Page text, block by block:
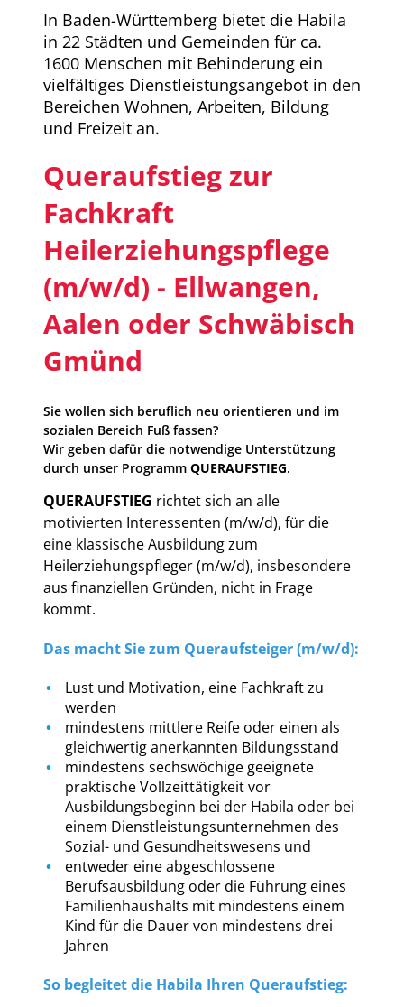
In Baden-Württemberg bietet die Habila
in 22 Städten und Gemeinden für ca.
1600 Menschen mit Behinderung ein
vielfältiges Dienstleistungsangebot in den
Bereichen Wohnen, Arbeiten, Bildung
und Freizeit an.
Queraufstieg zur
Fachkraft
Heilerziehungspflege
(m/w/d) - Ellwangen,
Aalen oder Schwäbisch
Gmünd
Sie wollen sich beruflich neu orientieren und im
sozialen Bereich Fuß fassen?
Wir geben dafür die notwendige Unterstützung
durch unser Programm QUERAUFSTIEG.
QUERAUFSTIEG richtet sich an alle
motivierten Interessenten (m/w/d), für die
eine klassische Ausbildung zum
Heilerziehungspfleger (m/w/d), insbesondere
aus finanziellen Gründen, nicht in Frage
kommt.
Das macht Sie zum Queraufsteiger (m/w/d):
Lust und Motivation, eine Fachkraft zu
werden
mindestens mittlere Reife oder einen als
gleichwertig anerkannten Bildungsstand
mindestens sechswöchige geeignete
praktische Vollzeittätigkeit vor
Ausbildungsbeginn bei der Habila oder bei
einem Dienstleistungsunternehmen des
Sozial- und Gesundheitswesens und
entweder eine abgeschlossene
Berufsausbildung oder die Führung eines
Familienhaushalts mit mindestens einem
Kind für die Dauer von mindestens drei
Jahren
So begleitet die Habila Ihren Queraufstieg: